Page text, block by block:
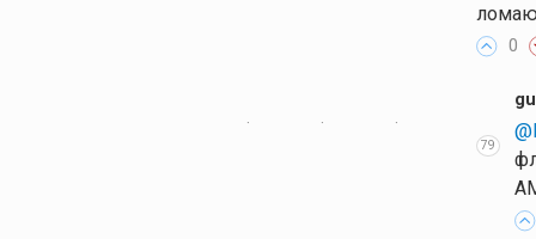
ломаю
0
·
·
·
79